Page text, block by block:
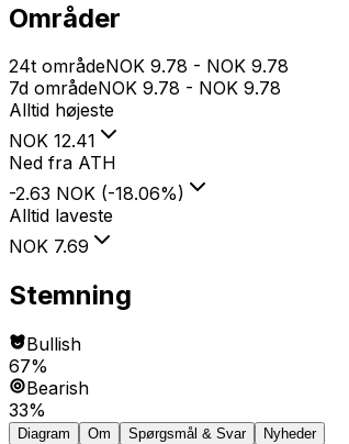
Områder
24t områdeNOK 9.78 - NOK 9.78
7d områdeNOK 9.78 - NOK 9.78
Alltid højeste
NOK 12.41
Ned fra ATH
-2.63 NOK (-18.06%)
Alltid laveste
NOK 7.69
Stemning
Bullish
67%
Bearish
33%
Diagram Om Spørgsmål & Svar Nyheder